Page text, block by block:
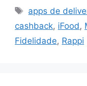
Tags
apps de
cashback, iFood ,
Fidelidade, Rappi